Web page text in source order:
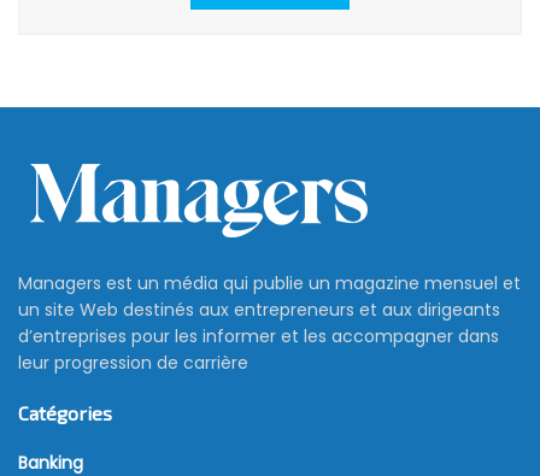
Managers est un média qui publie un magazine mensuel et
un site Web destinés aux entrepreneurs et aux dirigeants
d’entreprises pour les informer et les accompagner dans
leur progression de carrière
Catégories
Banking